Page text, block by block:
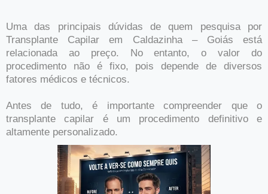
Uma das principais dúvidas de quem pesquisa por
Transplante Capilar em Caldazinha – Goiás está
relacionada ao preço. No entanto, o valor do
procedimento não é fixo, pois depende de diversos
fatores médicos e técnicos.
Antes de tudo, é importante compreender que o
transplante capilar é um procedimento definitivo e
altamente personalizado.